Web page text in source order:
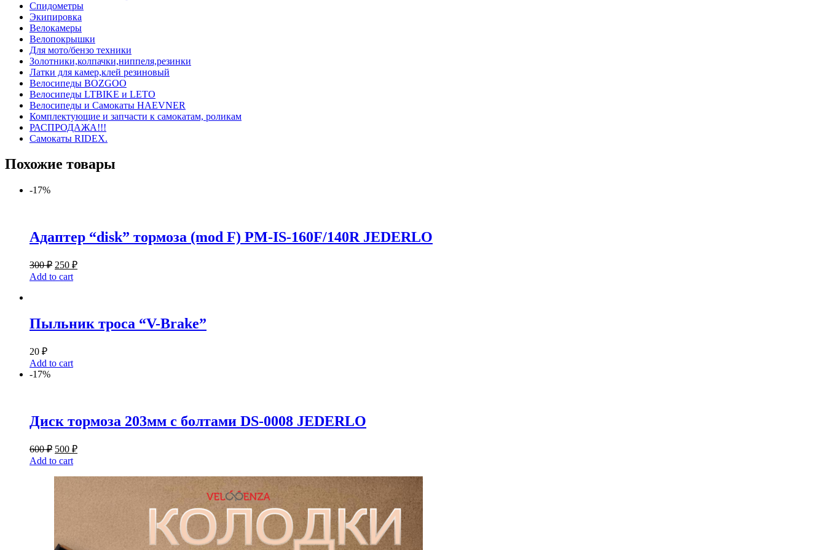
Спидометры
Экипировка
Велокамеры
Велопокрышки
Для мото/бензо техники
Золотники,колпачки,ниппеля,резинки
Латки для камер,клей резиновый
Велосипеды BOZGOO
Велосипеды LTBIKE и LETO
Велосипеды и Самокаты HAEVNER
Комплектующие и запчасти к самокатам, роликам
РАСПРОДАЖА!!!
Самокаты RIDEX.
Похожие товары
-17%
Адаптер “disk” тормоза (mod F) PM-IS-160F/140R JEDERLO
300₽ 250 ₽
Add to cart
Пыльник троса “V-Brake”
20 ₽
Add to cart
-17%
Диск тормоза 203мм с болтами DS-0008 JEDERLO
600₽ 500 ₽
Add to cart